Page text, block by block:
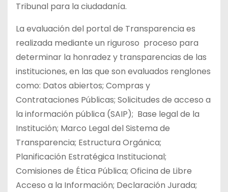
Tribunal para la ciudadanía.
La evaluación del portal de Transparencia es
realizada mediante un riguroso proceso para
determinar la honradez y transparencias de las
instituciones, en las que son evaluados renglones
como: Datos abiertos; Compras y
Contrataciones Públicas; Solicitudes de acceso a
la información pública (SAIP); Base legal de la
Institución; Marco Legal del Sistema de
Transparencia; Estructura Orgánica;
Planificación Estratégica Institucional;
Comisiones de Ética Pública; Oficina de Libre
Acceso a la Información; Declaración Jurada;